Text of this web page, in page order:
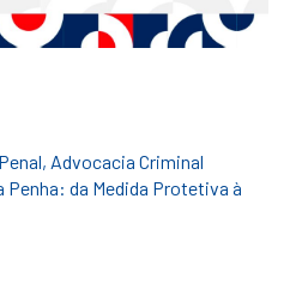
Advocacia Criminal
Penha: da Medida Protetiva à